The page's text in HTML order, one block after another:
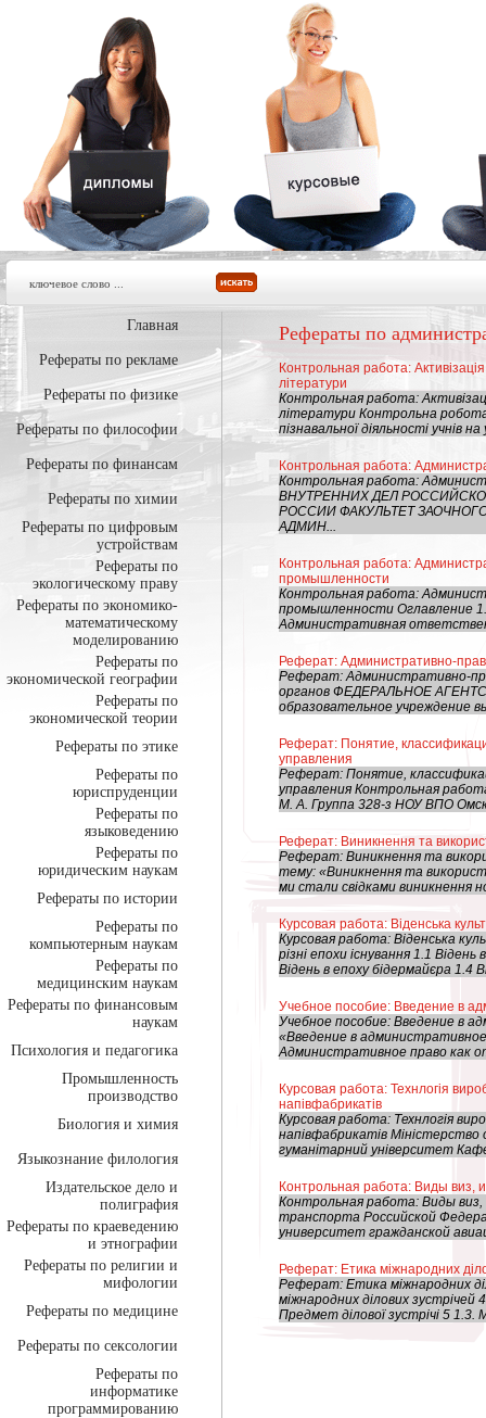
Главная
Рефераты по рекламе
Рефераты по физике
Рефераты по философии
Рефераты по финансам
Рефераты по химии
Рефераты по цифровым
устройствам
Рефераты по
экологическому праву
Рефераты по экономико-
математическому
моделированию
Рефераты по
экономической географии
Рефераты по
экономической теории
Рефераты по этике
Рефераты по
юриспруденции
Рефераты по
языковедению
Рефераты по
юридическим наукам
Рефераты по истории
Рефераты по
компьютерным наукам
Рефераты по
медицинским наукам
Рефераты по финансовым
наукам
Психология и педагогика
Промышленность
производство
Биология и химия
Языкознание филология
Издательское дело и
полиграфия
Рефераты по краеведению
и этнографии
Рефераты по религии и
мифологии
Рефераты по медицине
Рефераты по сексологии
Рефераты по
информатике
программированию
Рефераты по
Контрольная работа: Активізація
літератури
Контрольная работа:
літератури Контрольна робота
пізнавальної діяльності учнів на
Контрольная работа:
Контрольная работа:
ВНУТРЕННИХ ДЕЛ
РОССИИ ФАКУЛЬТЕТ
АДМИН...
Контрольная работа:
промышленности
Контрольная работа:
промышленности Оглавление
Административная
Реферат: Административно-
Реферат: Административно-
органов ФЕДЕРАЛЬНОЕ
образовательное учреждение
Реферат: Понятие,
управления
Реферат: Понятие,
управления Контрольная
М. А. Группа 328-з НОУ ВПО
Реферат: Виникнення та
Реферат: Виникнення та
тему: «Виникнення та
ми стали свідками виникнення
Курсовая работа: Віденська
Курсовая работа: Віденська
різні епохи існування 1.1
Відень в епоху бідермайєра 1.4
Учебное пособие: Введение в
Учебное пособие: Введение в
«Введение в
Административное право как
Курсовая работа: Технлогія
напівфабрикатів
Курсовая работа: Технлогія
напівфабрикатів Міністерство
гуманітарний університет
Контрольная работа: Виды виз,
Контрольная работа: Виды
транспорта Российской
университет гражданской
Реферат: Етика міжнародних
Реферат: Етика міжнародних
міжнародних ділових зустрічей
Предмет ділової зустрічі 5 1.3.